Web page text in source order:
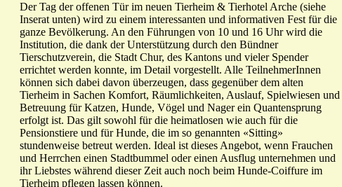
Der Tag der offenen Tür im neuen Tierheim & Tierhotel Arche (siehe
Inserat unten) wird zu einem interessanten und informativen Fest für die
ganze Bevölkerung. An den Führungen von 10 und 16 Uhr wird die
Institution, die dank der Unterstützung durch den Bündner
Tierschutzverein, die Stadt Chur, des Kantons und vieler Spender
errichtet werden konnte, im Detail vorgestellt. Alle TeilnehmerInnen
können sich dabei davon überzeugen, dass gegenüber dem alten
Tierheim in Sachen Komfort, Räumlichkeiten, Auslauf, Spielwiesen und
Betreuung für Katzen, Hunde, Vögel und Nager ein Quantensprung
erfolgt ist. Das gilt sowohl für die heimatlosen wie auch für die
Pensionstiere und für Hunde, die im so genannten «Sitting»
stundenweise betreut werden. Ideal ist dieses Angebot, wenn Frauchen
und Herrchen einen Stadtbummel oder einen Ausflug unternehmen und
ihr Liebstes während dieser Zeit auch noch beim Hunde-Coiffure im
Tierheim pflegen lassen können.